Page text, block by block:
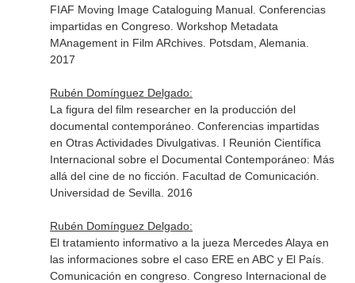
FIAF Moving Image Cataloguing Manual. Conferencias
impartidas en Congreso. Workshop Metadata
MAnagement in Film ARchives. Potsdam, Alemania.
2017
Rubén Domínguez Delgado:
La figura del film researcher en la producción del
documental contemporáneo. Conferencias impartidas
en Otras Actividades Divulgativas. I Reunión Científica
Internacional sobre el Documental Contemporáneo: Más
allá del cine de no ficción. Facultad de Comunicación.
Universidad de Sevilla. 2016
Rubén Domínguez Delgado:
El tratamiento informativo a la jueza Mercedes Alaya en
las informaciones sobre el caso ERE en ABC y El País.
Comunicación en congreso. Congreso Internacional de